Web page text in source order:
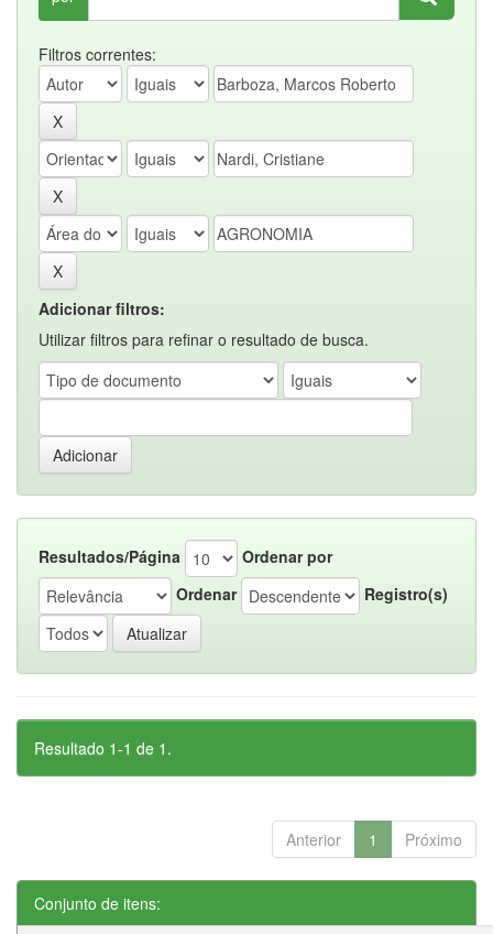
Filtros correntes:
Adicionar filtros:
Utilizar filtros para refinar o resultado de busca.
Resultados/Página
Ordenar por
Ordenar
Registro(s)
Resultado 1-1 de 1.
Anterior 1 Próximo
Conjunto de itens: